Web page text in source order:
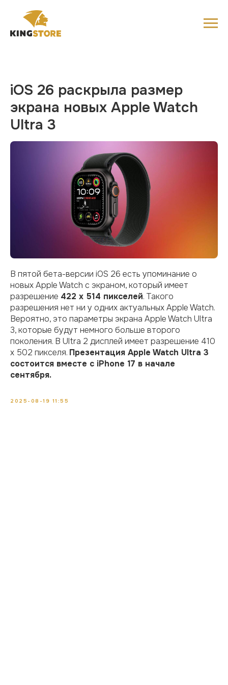
iOS 26 раскрыла размер
экрана новых Apple Watch
Ultra 3
В пятой бета-версии iOS 26 есть упоминание о
новых Apple Watch с экраном, который имеет
разрешение 422 x 514 пикселей. Такого
разрешения нет ни у одних актуальных Apple Watch.
Вероятно, это параметры экрана Apple Watch Ultra
3, которые будут немного больше второго
поколения. В Ultra 2 дисплей имеет разрешение 410
x 502 пикселя. Презентация Apple Watch Ultra 3
состоится вместе с iPhone 17 в начале
сентября.
2025-08-19 11:55